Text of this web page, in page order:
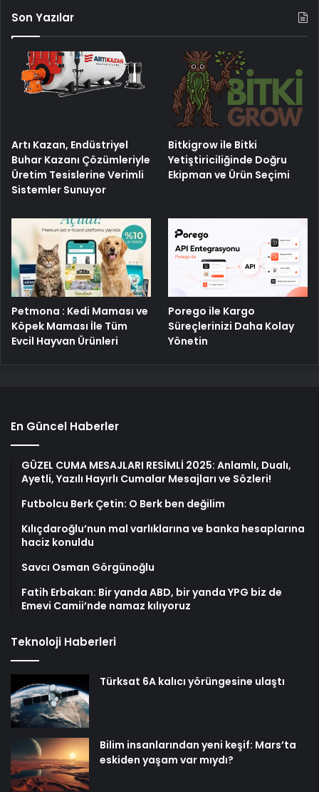
Son Yazılar
Artı Kazan, Endüstriyel
Buhar Kazanı Çözümleriyle
Üretim Tesislerine Verimli
Sistemler Sunuyor
Bitkigrow ile Bitki
Yetiştiriciliğinde Doğru
Ekipman ve Ürün Seçimi
Petmona : Kedi Maması ve
Köpek Maması İle Tüm
Evcil Hayvan Ürünleri
Porego ile Kargo
Süreçlerinizi Daha Kolay
Yönetin
En Güncel Haberler
GÜZEL CUMA MESAJLARI RESİMLİ 2025: Anlamlı, Dualı,
Ayetli, Yazılı Hayırlı Cumalar Mesajları ve Sözleri!
Futbolcu Berk Çetin: O Berk ben değilim
Kılıçdaroğlu’nun mal varlıklarına ve banka hesaplarına
haciz konuldu
Savcı Osman Görgünoğlu
Fatih Erbakan: Bir yanda ABD, bir yanda YPG biz de
Emevi Camii’nde namaz kılıyoruz
Teknoloji Haberleri
Türksat 6A kalıcı yörüngesine ulaştı
Bilim insanlarından yeni keşif: Mars’ta
eskiden yaşam var mıydı?